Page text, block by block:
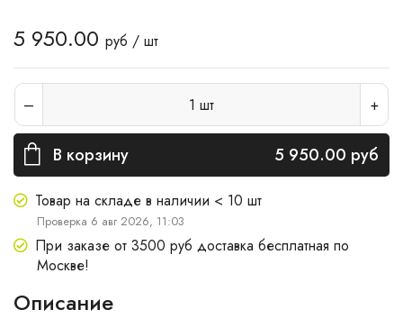
5 950.00 руб / шт
1 шт
В корзину 5 950.00 руб
Товар на складе в наличии < 10 шт
Проверка 6 авг 2026, 11:03
При заказе от 3500 руб доставка бесплатная по
Москве!
Описание